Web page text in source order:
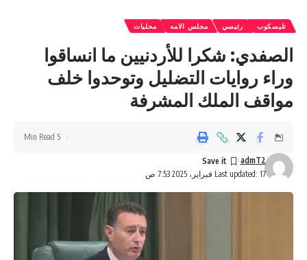
تليسكوب رئيسي مجلس الامه محليات
الصفدي: شكرا للأردنيين ما انساقوا
وراء روايات التضليل وتوحدوا خلف
مواقف الملك المشرفة
Last updated: 17 فبراير، 2025 7:53 ص
admT2
5 Min Read